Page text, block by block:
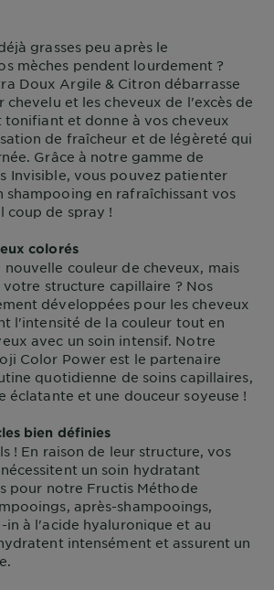
grasses peu après le
mèches pendent lourdement ?
Doux Argile & Citron débarrasse
chevelu et les cheveux de l'excès de
tonifiant et donne à vos cheveux
de fraîcheur et de légèreté qui
Grâce à notre gamme de
Invisible, vous pouvez patienter
shampooing en rafraîchissant vos
coup de spray !
colorés
couleur de cheveux, mais
votre structure capillaire ? Nos
développées pour les cheveux
l'intensité de la couleur tout en
avec un soin intensif. Notre
Color Power est le partenaire
quotidienne de soins capillaires,
éclatante et une douceur soyeuse !
bien définies
! En raison de leur structure, vos
un soin hydratant
pour notre Fructis Méthode
après-shampooings,
in à l'acide hyaluronique et au
intensément et assurent un